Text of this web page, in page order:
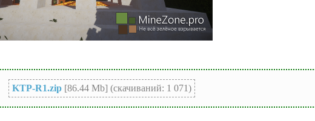
KTP-R1.zip [86.44 Mb] (cкачиваний: 1 071)